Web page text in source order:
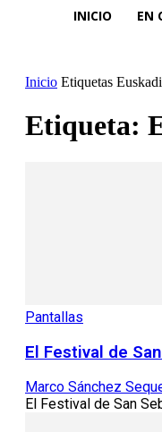
INICIO EN
Inicio Etiquetas Euskadi
Etiqueta:
Pantallas
El Festival de
Marco Sánchez
El Festival de San